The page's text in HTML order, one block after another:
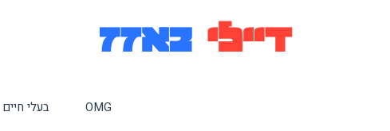
OMG בעלי חיים